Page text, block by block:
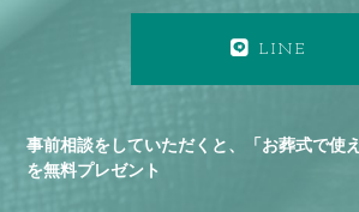
LINE
事前相談をしていただくと、「お葬式で使
を無料プレゼント